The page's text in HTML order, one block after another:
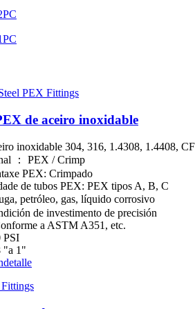
de aceiro inoxidable
inoxidable 304, 316, 1.4308, 1.4408,
： PEX / Crimp
PEX: Crimpado
de tubos PEX: PEX tipos A, B, C
petróleo, gas, líquido corrosivo
de investimento de precisión
a ASTM A351, etc.
PSI
"a 1"
detalle